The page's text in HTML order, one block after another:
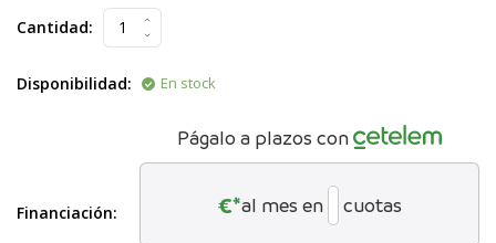
Cantidad:
Disponibilidad: En stock
Financiación:
Págalo a plazos con
€*al mes en cuotas